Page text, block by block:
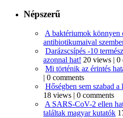
Népszerű
A baktériumok könnyen
antibiotikumaival
Darázscsípés -10
azonnal hat! 20 views | 0
Mi történik az érintés
| 0 comments
Hőségben sem szabad
18 views | 0 comments
A SARS-CoV-2 ellen
találtak magyar kutatók